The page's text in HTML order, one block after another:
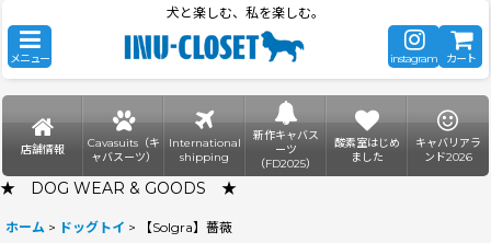
犬と楽しむ、私を楽しむ。
メニュー instagram カート
店舗情報
Cavasuits（キ
ャバスーツ）
International
shipping
新作キャバス
ーツ
（FD2025）
酸素室はじめ
ました
キャバリアラ
ンド2026
★ DOG WEAR & GOODS ★
ホーム > ドッグトイ > 【Solgra】薔薇